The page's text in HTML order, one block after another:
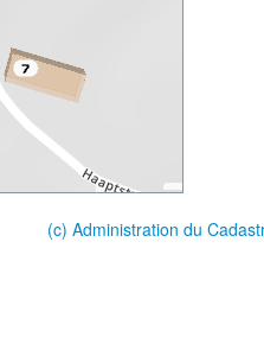
(c) Administration du